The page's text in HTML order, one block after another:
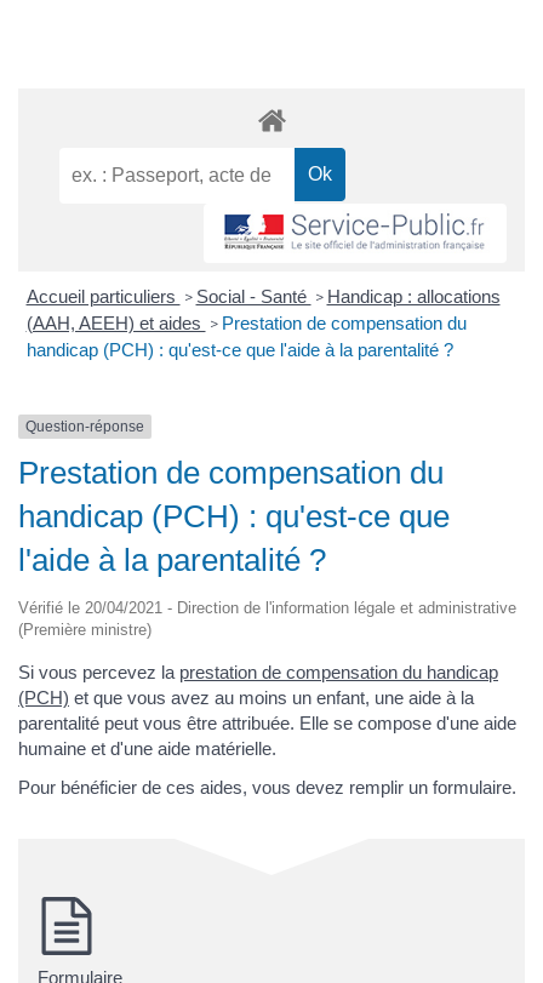
Accueil particuliers > Social - Santé > Handicap : allocations
(AAH, AEEH) et aides > Prestation de compensation du
handicap (PCH) : qu'est-ce que l'aide à la parentalité ?
Question-réponse
Prestation de compensation du
handicap (PCH) : qu'est-ce que
l'aide à la parentalité ?
Vérifié le 20/04/2021 - Direction de l'information légale et administrative
(Première ministre)
Si vous percevez la prestation de compensation du handicap
(PCH) et que vous avez au moins un enfant, une aide à la
parentalité peut vous être attribuée. Elle se compose d'une aide
humaine et d'une aide matérielle.
Pour bénéficier de ces aides, vous devez remplir un formulaire.
Formulaire